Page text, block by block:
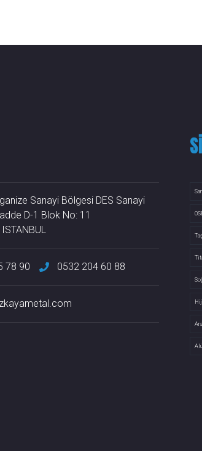
Sanayi Bölgesi DES Sanayi
D-1 Blok No: 11
78 90 0532 204 60 88